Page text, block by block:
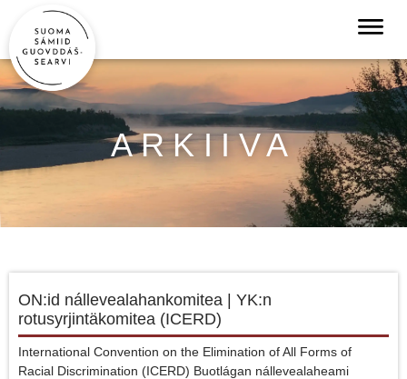
ARKIIVA
ON:id nállevealahankomitea | YK:n
rotusyrjintäkomitea (ICERD)
International Convention on the Elimination of All Forms of
Racial Discrimination (ICERD) Buotlágan nállevealaheami